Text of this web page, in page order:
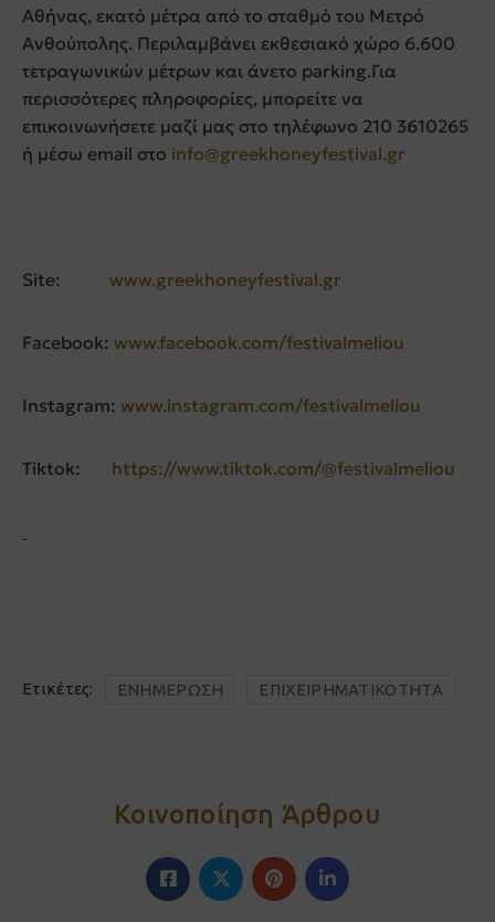
Αθήνας, εκατό μέτρα από το σταθμό του Μετρό
Ανθούπολης. Περιλαμβάνει εκθεσιακό χώρο 6.600
τετραγωνικών μέτρων και άνετο parking.Για
περισσότερες πληροφορίες, μπορείτε να
επικοινωνήσετε μαζί μας στο τηλέφωνο 210 3610265
ή μέσω email στο info@greekhoneyfestival.gr
Site: www.greekhoneyfestival.gr
Facebook: www.facebook.com/festivalmeliou
Instagram: www.instagram.com/festivalmeliou
Tiktok: https://www.tiktok.com/@festivalmeliou
Ετικέτες: ΕΝΗΜΕΡΩΣΗ ΕΠΙΧΕΙΡΗΜΑΤΙΚΟΤΗΤΑ
Κοινοποίηση Άρθρου